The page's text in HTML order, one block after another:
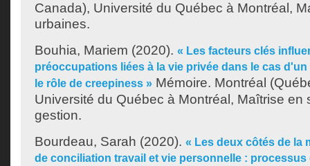
Canada), Université du Québec à Montréal,
urbaines.
Bouhia, Mariem (2020). « Les facteurs clés
préoccupations liées à la vie privée dans le cas
le rôle de creepiness » Mémoire. Montréal
Université du Québec à Montréal, Maîtrise en
gestion.
Bourdeau, Sarah (2020). « Les deux côtés de la
de conciliation travail et vie personnelle : processus